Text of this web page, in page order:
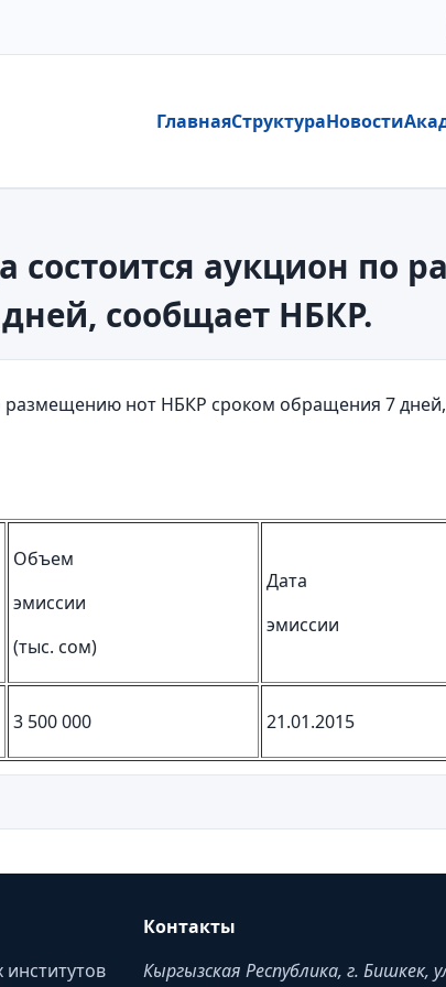
ГлавнаяСтруктураНовости
состоится аукцион по
сообщает НБКР.
размещению нот НБКР сроком обращения 7
Объем
эмиссии
(тыс. сом)
Дата
эмиссии
3 500 000 21.01.2015
Контакты
Кыргызская Республика, г. Бишкек,